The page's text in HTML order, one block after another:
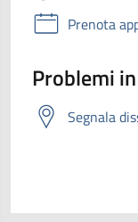
Prenota
Problemi
Segnala